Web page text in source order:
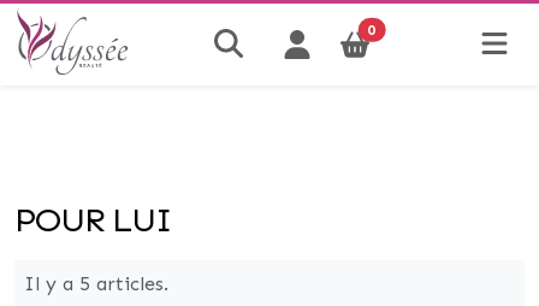
0
POUR LUI
Il y a 5 articles.